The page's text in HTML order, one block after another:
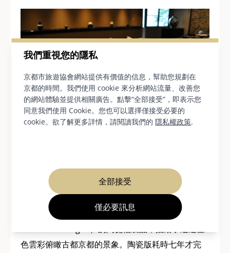
我們重視您的隱私
京都市旅遊協會網站提供有價值的信息，幫助您規劃在
京都的時間。我們使用 cookie 來分析網站流量、改善您
的網站體驗並提供相關廣告。點擊“全部接受”，即表示您
同意我們使用 Cookie。您也可以選擇僅接受必要的
cookie。欲了解更多詳情，請閱讀我們的隱私權政策.
全部接受
僅必要訊息
象，從帶有季節性設計的碗和杯子，到最小、最精緻
的鶴形筷架，再到帶有釉彩花朵圖案的大盤子——這
是混合物中鐵的反應，熊谷先生解釋道。二樓區域展
示了一幅令人驚嘆的著名屏風（國寶，被稱為
色雲彩俯瞰古都京都的景象。陶瓷版耗時七年才完